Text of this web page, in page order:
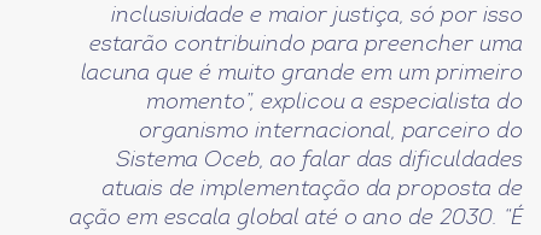
inclusividade e maior justiça, só por isso
estarão contribuindo para preencher uma
lacuna que é muito grande em um primeiro
momento”, explicou a especialista do
organismo internacional, parceiro do
Sistema Oceb, ao falar das dificuldades
atuais de implementação da proposta de
ação em escala global até o ano de 2030. “É